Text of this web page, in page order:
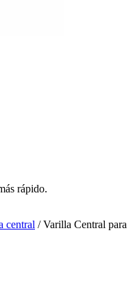
rápido.
central /Varilla Central para